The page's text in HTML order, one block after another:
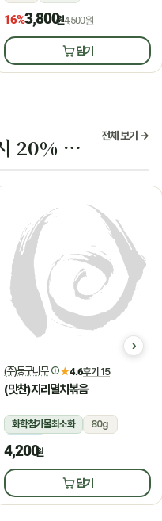
16%3,800원4,500원
담기
[쿠폰] 3개 이상 구매 시 20% 할인 전체 보기 →
(주)둥구나무 ★4.6후기 15
(맛찬)지리멸치볶음
화학첨가물최소화
80g
냉장
4,200원
담기